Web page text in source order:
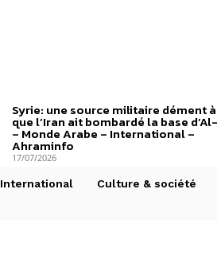
Syrie: une source militaire dément à
que l’Iran ait bombardé la base
– Monde Arabe – International –
Ahraminfo
17/07/2026
International Culture & société